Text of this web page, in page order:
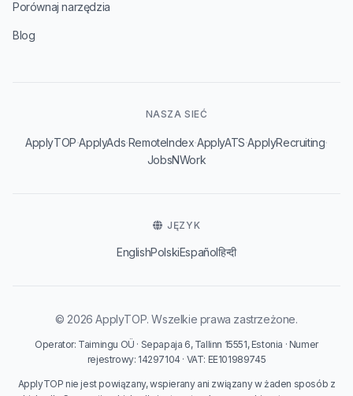
Porównaj narzędzia
Blog
NASZA SIEĆ
ApplyTOP·ApplyAds·RemoteIndex·ApplyATS·ApplyRecruiting·
JobsNWork
JĘZYK
EnglishPolskiEspañolहिन्दी
© 2026 ApplyTOP. Wszelkie prawa zastrzeżone.
Operator: Taimingu OÜ · Sepapaja 6, Tallinn 15551, Estonia · Numer
rejestrowy: 14297104 · VAT: EE101989745
ApplyTOP nie jest powiązany, wspierany ani związany w żaden sposób z